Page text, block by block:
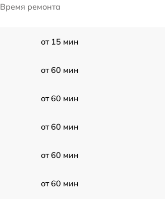
Время ремонта
от 15 мин
от 60 мин
от 60 мин
от 60 мин
от 60 мин
от 60 мин